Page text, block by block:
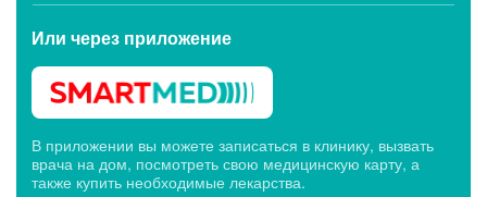
Или через приложение
В приложении вы можете записаться в клинику, вызвать
врача на дом, посмотреть свою медицинскую карту, а
также купить необходимые лекарства.